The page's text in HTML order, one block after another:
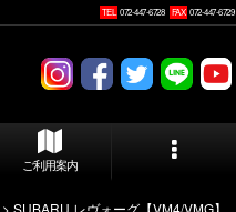
TEL 072-447-6728 FAX 072-447-6729
ご利用案内
> SUBARU レヴォーグ【VM4/VMG】